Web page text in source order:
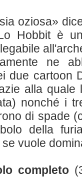
oziosa»
Hobbit è
ne
due cartoon
alla quale
nonché i
di spade
della
vuole
completo